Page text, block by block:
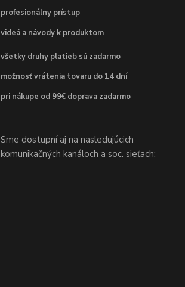
profesionálny prístup
videá a návody k produktom
všetky druhy platieb sú zadarmo
možnosť vrátenia tovaru do 14 dní
pri nákupe od 99€ doprava zadarmo
Sme dostupní aj na nasledujúcich
komunikačných kanáloch a soc. sieťach: